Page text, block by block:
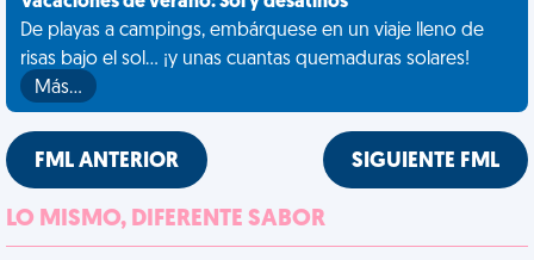
De playas a campings, embárquese en un viaje lleno de
risas bajo el sol... ¡y unas cuantas quemaduras solares!
Más…
FML ANTERIOR SIGUIENTE FML
LO MISMO, DIFERENTE SABOR